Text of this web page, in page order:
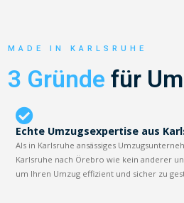
MADE IN KARLSRUHE
3 Gründe für
Echte Umzugsexpertise aus
Als in Karlsruhe ansässiges
Karlsruhe nach Örebro wie kein anderer
um Ihren Umzug effizient und sicher zu